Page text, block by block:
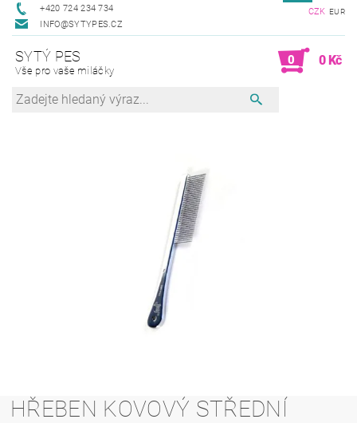
+420 724 234 734
INFO@SYTYPES.CZ
CZK EUR
SYTÝ PES
Vše pro vaše miláčky
0 0 Kč
HŘEBEN KOVOVÝ STŘEDNÍ